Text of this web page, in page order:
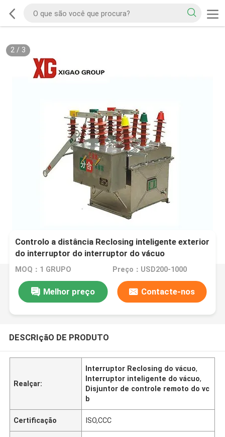
2/ 3
Controlo a distância Reclosing inteligente exterior
do interruptor do interruptor do vácuo
MOQ：1 GRUPO Preço：USD200-1000
Melhor preço Contacte-nos
DESCRIçãO DE PRODUTO
Realçar:
Interruptor Reclosing do vácuo,
Interruptor inteligente do vácuo,
Disjuntor de controle remoto do vc
b
Certificação ISO,CCC